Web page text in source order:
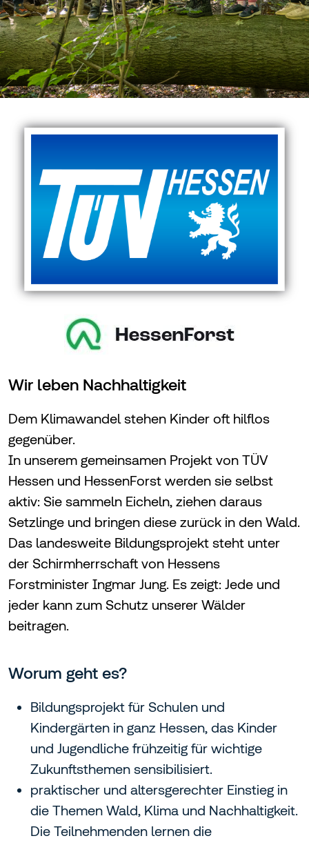
Wir leben Nachhaltigkeit
Dem Klimawandel stehen Kinder oft hilflos
gegenüber.
In unserem gemeinsamen Projekt von TÜV
Hessen und HessenForst werden sie selbst
aktiv: Sie sammeln Eicheln, ziehen daraus
Setzlinge und bringen diese zurück in den Wald.
Das landesweite Bildungsprojekt steht unter
der Schirmherrschaft von Hessens
Forstminister Ingmar Jung. Es zeigt: Jede und
jeder kann zum Schutz unserer Wälder
beitragen.
Worum geht es?
Bildungsprojekt für Schulen und
Kindergärten in ganz Hessen, das Kinder
und Jugendliche frühzeitig für wichtige
Zukunftsthemen sensibilisiert.
praktischer und altersgerechter Einstieg in
die Themen Wald, Klima und Nachhaltigkeit.
Die Teilnehmenden lernen die